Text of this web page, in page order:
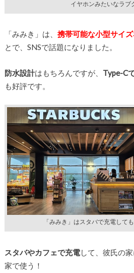
イヤホンみたいなラブ
「みみき」は、 携帯可能な小型サイズ
とで、SNSで話題になりました。
防水設計はもちろんですが、 Type-C
も好評です。
「みみき」はスタバで充電して
スタバやカフェで充電して、彼氏の
家で使う！